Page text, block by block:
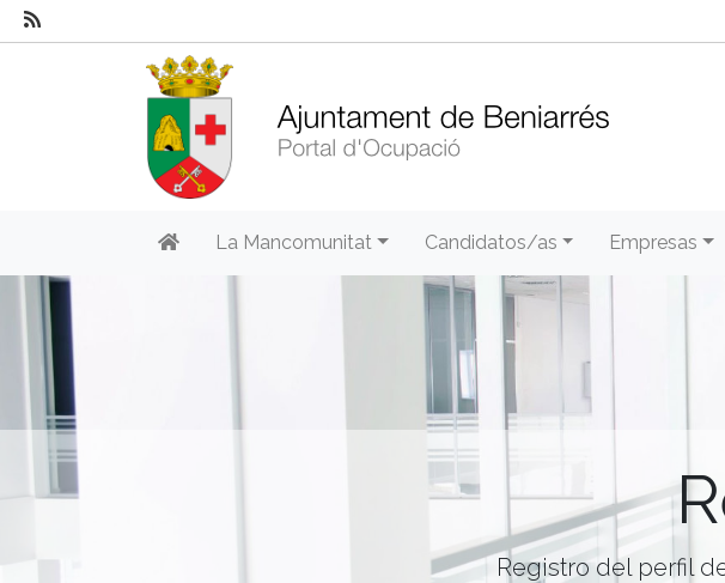
La Mancomunitat Candidatos/as Empresas
Registro del perfil